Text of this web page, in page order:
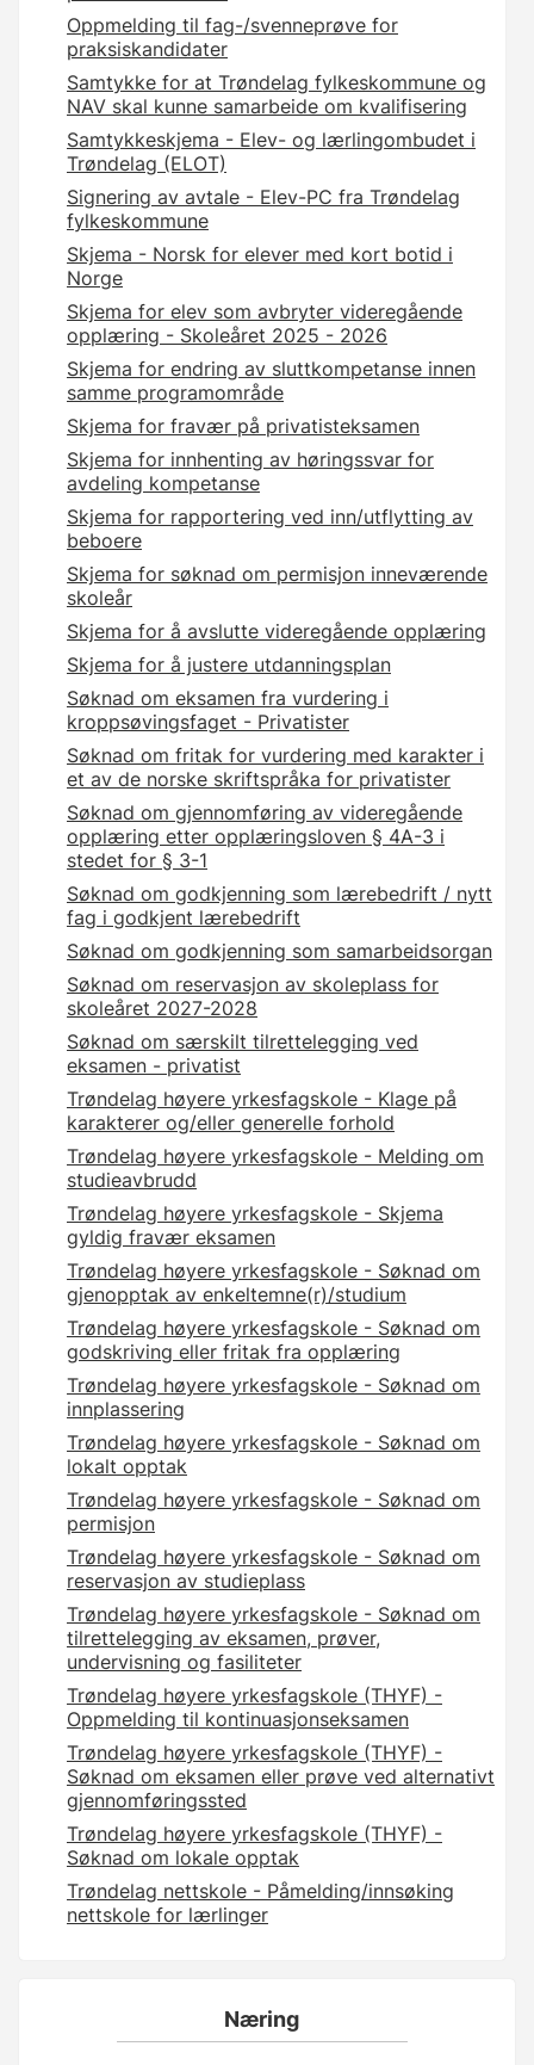
Oppmelding til fag-/svenneprøve for
praksiskandidater
Samtykke for at Trøndelag fylkeskommune og
NAV skal kunne samarbeide om kvalifisering
Samtykkeskjema - Elev- og lærlingombudet i
Trøndelag (ELOT)
Signering av avtale - Elev-PC fra Trøndelag
fylkeskommune
Skjema - Norsk for elever med kort botid i
Norge
Skjema for elev som avbryter videregående
opplæring - Skoleåret 2025 - 2026
Skjema for endring av sluttkompetanse innen
samme programområde
Skjema for fravær på privatisteksamen
Skjema for innhenting av høringssvar for
avdeling kompetanse
Skjema for rapportering ved inn/utflytting av
beboere
Skjema for søknad om permisjon inneværende
skoleår
Skjema for å avslutte videregående opplæring
Skjema for å justere utdanningsplan
Søknad om eksamen fra vurdering i
kroppsøvingsfaget - Privatister
Søknad om fritak for vurdering med karakter i
et av de norske skriftspråka for privatister
Søknad om gjennomføring av videregående
opplæring etter opplæringsloven § 4A-3 i
stedet for § 3-1
Søknad om godkjenning som lærebedrift / nytt
fag i godkjent lærebedrift
Søknad om godkjenning som samarbeidsorgan
Søknad om reservasjon av skoleplass for
skoleåret 2027-2028
Søknad om særskilt tilrettelegging ved
eksamen - privatist
Trøndelag høyere yrkesfagskole - Klage på
karakterer og/eller generelle forhold
Trøndelag høyere yrkesfagskole - Melding om
studieavbrudd
Trøndelag høyere yrkesfagskole - Skjema
gyldig fravær eksamen
Trøndelag høyere yrkesfagskole - Søknad om
gjenopptak av enkeltemne(r)/studium
Trøndelag høyere yrkesfagskole - Søknad om
godskriving eller fritak fra opplæring
Trøndelag høyere yrkesfagskole - Søknad om
innplassering
Trøndelag høyere yrkesfagskole - Søknad om
lokalt opptak
Trøndelag høyere yrkesfagskole - Søknad om
permisjon
Trøndelag høyere yrkesfagskole - Søknad om
reservasjon av studieplass
Trøndelag høyere yrkesfagskole - Søknad om
tilrettelegging av eksamen, prøver,
undervisning og fasiliteter
Trøndelag høyere yrkesfagskole (THYF) -
Oppmelding til kontinuasjonseksamen
Trøndelag høyere yrkesfagskole (THYF) -
Søknad om eksamen eller prøve ved alternativt
gjennomføringssted
Trøndelag høyere yrkesfagskole (THYF) -
Søknad om lokale opptak
Trøndelag nettskole - Påmelding/innsøking
nettskole for lærlinger
Næring